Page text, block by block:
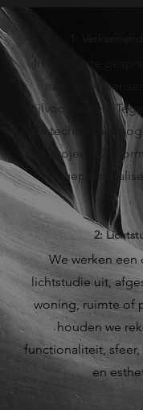
In dit eerste
naar jouw
stijlvoorkeuren.
de technische
het project. Dit
een
2:
We werken
lichtstudie uit,
woning, ruimte of
houden we
functionaliteit,
en